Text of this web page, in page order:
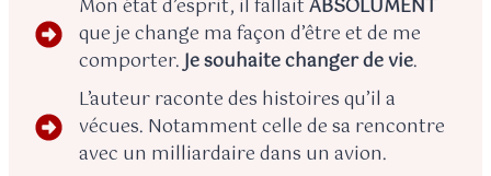
Mon état d’esprit, il fallaitABSOLUMENT
que je change ma façon d’être et de me
comporter.Je souhaite changer de vie.
L’auteur raconte des histoires qu’il a
vécues. Notamment celle de sa rencontre
avec un milliardaire dans un avion.